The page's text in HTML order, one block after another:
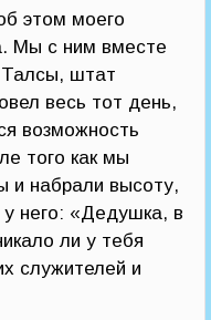
этом моего
Мы с ним вместе
Талсы, штат
весь тот день,
возможность
того как мы
и набрали высоту,
у него: «Дедушка, в
ли у тебя
служителей и